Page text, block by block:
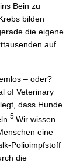
Bein zu
bilden
die eigene
auf
– oder?
of Veterinary
dass Hunde
5 Wir wissen
eine
Polioimpfstoff
die